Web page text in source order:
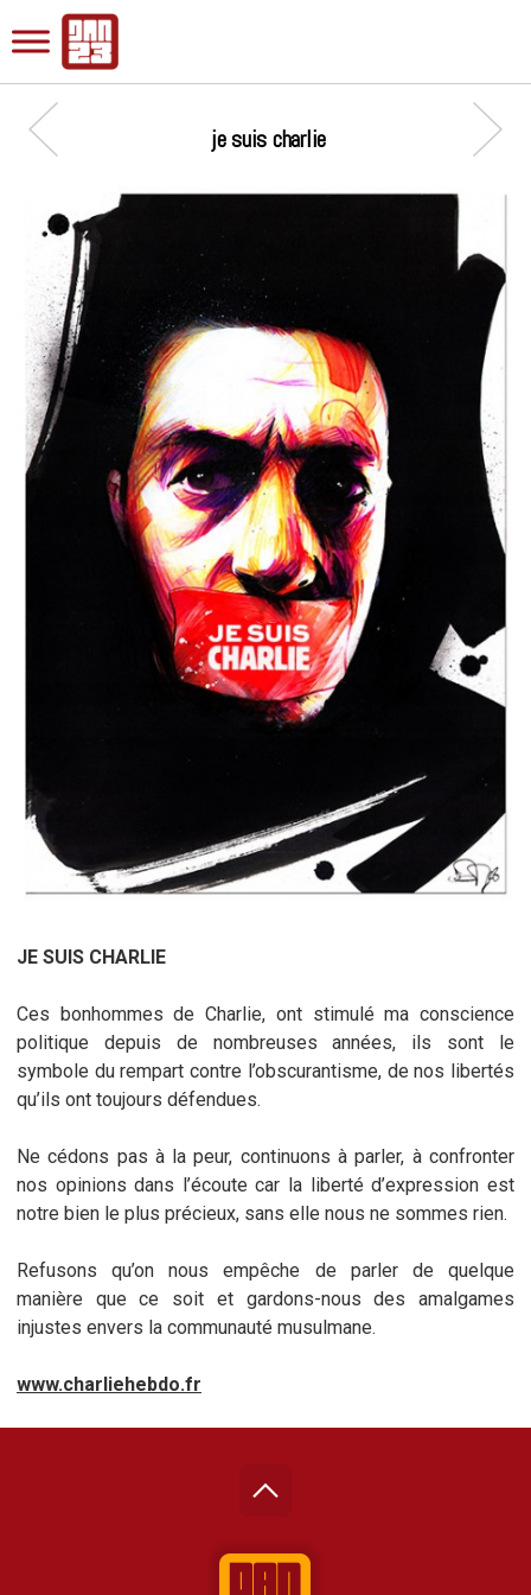
je suis charlie
JE SUIS CHARLIE
Ces bonhommes de Charlie, ont stimulé ma conscience
politique depuis de nombreuses années, ils sont le
symbole du rempart contre l’obscurantisme, de nos libertés
qu’ils ont toujours défendues.
Ne cédons pas à la peur, continuons à parler, à confronter
nos opinions dans l’écoute car la liberté d’expression est
notre bien le plus précieux, sans elle nous ne sommes rien.
Refusons qu’on nous empêche de parler de quelque
manière que ce soit et gardons-nous des amalgames
injustes envers la communauté musulmane.
www.charliehebdo.fr